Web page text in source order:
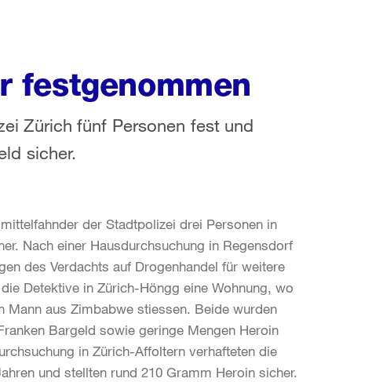
festgenommen
Zürich fünf Personen fest und
sicher.
der Stadtpolizei drei Personen in
Nach einer Hausdurchsuchung in Regensdorf
des Verdachts auf Drogenhandel für weitere
Detektive in Zürich-Höngg eine Wohnung, wo
Mann aus Zimbabwe stiessen. Beide wurden
Bargeld sowie geringe Mengen Heroin
in Zürich-Affoltern verhafteten die
und stellten rund 210 Gramm Heroin sicher.